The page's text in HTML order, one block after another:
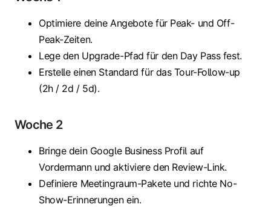
Optimiere deine Angebote für Peak- und Off-
Peak-Zeiten.
Lege den Upgrade-Pfad für den Day Pass fest.
Erstelle einen Standard für das Tour-Follow-up
(2h / 2d / 5d).
Woche 2
Bringe dein Google Business Profil auf
Vordermann und aktiviere den Review-Link.
Definiere Meetingraum-Pakete und richte No-
Show-Erinnerungen ein.